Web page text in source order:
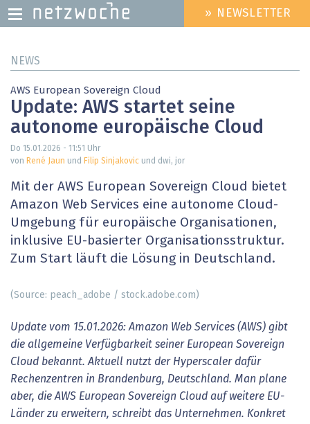
zum
HEADER
MENU
» NEWSLETTER
NEWS
AWS European Sovereign Cloud
Update: AWS startet seine
autonome europäische Cloud
Do 15.01.2026 - 11:51 Uhr
von René Jaun und Filip Sinjakovic und dwi, jor
Mit der AWS European Sovereign Cloud bietet
Amazon Web Services eine autonome Cloud-
Umgebung für europäische Organisationen,
inklusive EU-basierter Organisationsstruktur.
Zum Start läuft die Lösung in Deutschland.
(Source: peach_adobe / stock.adobe.com)
Update vom 15.01.2026: Amazon Web Services (AWS) gibt
die allgemeine Verfügbarkeit seiner European Sovereign
Cloud bekannt. Aktuell nutzt der Hyperscaler dafür
Rechenzentren in Brandenburg, Deutschland. Man plane
aber, die AWS European Sovereign Cloud auf weitere EU-
Länder zu erweitern, schreibt das Unternehmen. Konkret